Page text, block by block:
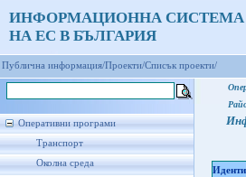
ИНФОРМАЦИОННА СИСТЕМА
НА ЕС В БЪЛГАРИЯ
Публична информация/Проекти/Списък проекти/
Оперативни програми
Транспорт
Околна среда